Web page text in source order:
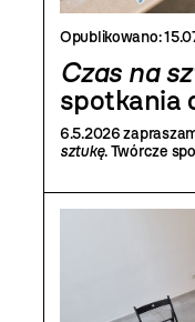
Opublikowano:
Czas na
spotkania
6.5.2026
sztukę. Twórcze